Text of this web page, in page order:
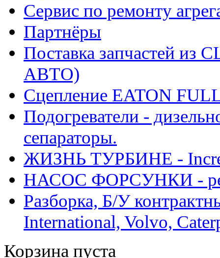
Сервис по ремонту
Партнёры
Поставка запчастей
АВТО)
Сцепление EATON
Подогреватели -
сепараторы.
ЖИЗНЬ ТУРБИНЕ -
НАСОС ФОРСУНКИ -
Разборка, Б/У
International, Volvo,
Корзина пуста